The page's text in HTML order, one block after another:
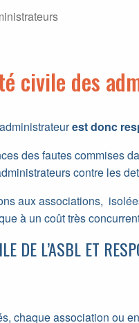
civile des
est donc
des fautes commises
contre les
aux associations,
à un coût très
DE L’ASBL ET
chaque association ou